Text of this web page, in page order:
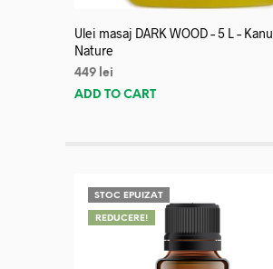
Ulei masaj DARK WOOD – 5 L – Kanu
Nature
449 lei
ADD TO CART
STOC EPUIZAT
REDUCERE!